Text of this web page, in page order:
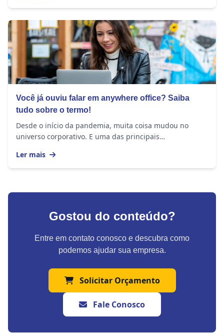
Você já ouviu falar em anywhere office? Saiba
tudo sobre o termo!
Desde o início da pandemia, muita coisa mudou no
universo corporativo. E uma das principais
remoto....
Ler mais
Gostou do conteúdo?
Entre em contato conosco e descubra como
podemos ajudar sua empresa.
Solicitar Orçamento
Fale Conosco